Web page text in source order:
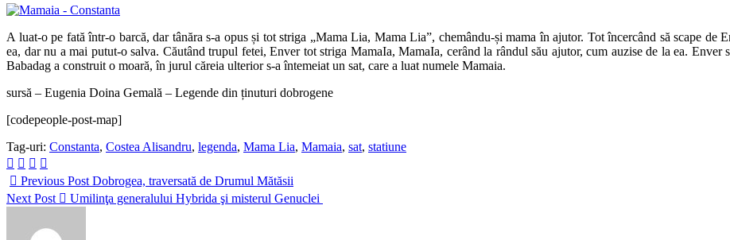
A luat-o pe fată într-o barcă, dar tânăra s-a opus și tot striga „Mama Lia, Mama Lia”, chemându-și mama în ajutor. Tot încercând să scape de
ea, dar nu a mai putut-o salva. Căutând trupul fetei, Enver tot striga MamaIa, MamaIa, cerând la rândul său ajutor, cum auzise de la ea.
Babadag a construit o moară, în jurul căreia ulterior s-a întemeiat un sat, care a luat numele Mamaia.
sursă – Eugenia Doina Gemală – Legende din ținuturi dobrogene
[codepeople-post-map]
Tag-uri: Constanta, Costea Alisandru, legenda, Mama Lia, Mamaia, sat, statiune
Previous Post Dobrogea, traversată de Drumul Mătăsii
Next Post
Umilinţa generalului Hybrida şi misterul Genuclei